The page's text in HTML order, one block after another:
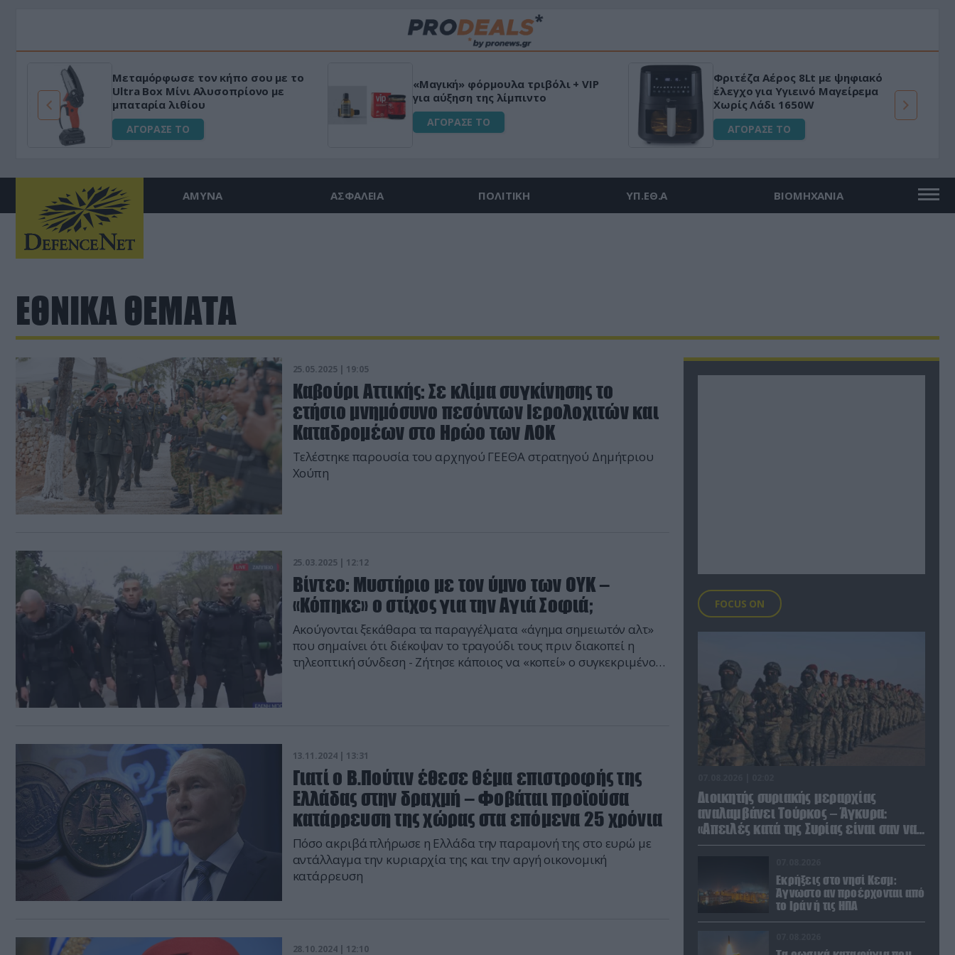
Μεταμόρφωσε τον κήπο σου με το
Ultra Box Μίνι Αλυσοπρίονο με
μπαταρία λιθίου
ΑΓΟΡΑΣΕ ΤΟ
«Μαγική» φόρμουλα τριβόλι + VIP
για αύξηση της λίμπιντο
ΑΓΟΡΑΣΕ ΤΟ
Φριτέζα Αέρος 8Lt με ψηφιακό
έλεγχο για Υγιεινό Μαγείρεμα
Χωρίς Λάδι 1650W
ΑΓΟΡΑΣΕ ΤΟ
ΑΜΥΝΑ ΑΣΦΑΛΕΙΑ ΠΟΛΙΤΙΚΗ ΥΠ.ΕΘ.Α ΒΙΟΜΗΧΑΝΙΑ
ΕΘΝΙΚΑ ΘΕΜΑΤΑ
25.05.2025 | 19:05
Καβούρι Αττικής: Σε κλίμα συγκίνησης το
ετήσιο μνημόσυνο πεσόντων Ιερολοχιτών και
Καταδρομέων στο Ηρώο των ΛΟΚ
Τελέστηκε παρουσία του αρχηγού ΓΕΕΘΑ στρατηγού Δημήτριου
Χούπη
25.03.2025 | 12:12
Βίντεο: Μυστήριο με τον ύμνο των ΟΥΚ –
«Κόπηκε» ο στίχος για την Αγιά Σοφιά;
Ακούγονται ξεκάθαρα τα παραγγέλματα «άγημα σημειωτόν αλτ»
που σημαίνει ότι διέκοψαν το τραγούδι τους πριν διακοπεί η
τηλεοπτική σύνδεση - Ζήτησε κάποιος να «κοπεί» ο συγκεκριμένος
13.11.2024 | 13:31
Γιατί ο Β.Πούτιν έθεσε θέμα επιστροφής της
Ελλάδας στην δραχμή – Φοβάται προϊούσα
κατάρρευση της χώρας στα επόμενα 25 χρόνια
Πόσο ακριβά πλήρωσε η Ελλάδα την παραμονή της στο ευρώ με
αντάλλαγμα την κυριαρχία της και την αργή οικονομική
κατάρρευση
28.10.2024 | 12:10
FOCUS ON
Διοικητής συριακής μεραρχίας
αναλαμβάνει Τούρκος – Άγκυρα:
«Απειλές κατά της Συρίας είναι σαν να
απειλούν εμάς»
Εκρήξεις στο νησί Κεσμ:
Άγνωστο αν προέρχονται από
το Ιράν ή τις ΗΠΑ